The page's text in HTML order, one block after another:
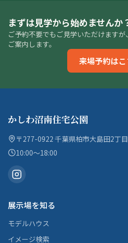
まずは見学から始めませんか
ご予約不要でもご見学いただけます
ご案内します。
来場予約は
かしわ沼南住宅公園
〒277-0922 千葉県柏市大島田2丁
10:00〜18:00
展示場を知る
モデルハウス
イメージ検索